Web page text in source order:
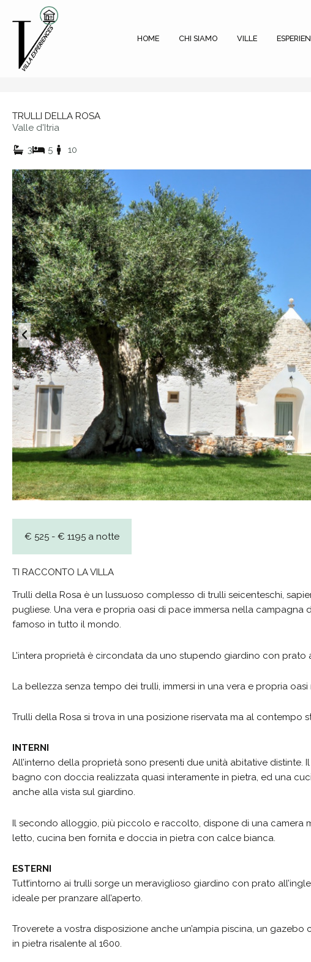
contenuto
HOME CHI SIAMO VILLE
TRULLI DELLA ROSA
Valle d'Itria
3
5 10
€ 525 - € 1195 a notte
TI RACCONTO LA VILLA
Trulli della Rosa è un lussuoso complesso di trulli seicenteschi,
pugliese. Una vera e propria oasi di pace immersa nella
famoso in tutto il mondo.
L’intera proprietà è circondata da uno stupendo giardino con prato
La bellezza senza tempo dei trulli, immersi in una vera e propria
Trulli della Rosa si trova in una posizione riservata ma al
INTERNI
All’interno della proprietà sono presenti due unità abitative
bagno con doccia realizzata quasi interamente in pietra, ed una
anche alla vista sul giardino.
Il secondo alloggio, più piccolo e raccolto, dispone di una camera
letto, cucina ben fornita e doccia in pietra con calce bianca.
ESTERNI
Tutt’intorno ai trulli sorge un meraviglioso giardino con prato
ideale per pranzare all’aperto.
Troverete a vostra disposizione anche un’ampia piscina, un
in pietra risalente al 1600.